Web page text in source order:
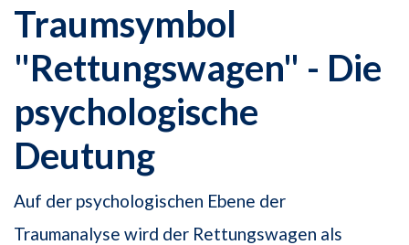
Traumsymbol
"Rettungswagen" - Die
psychologische
Deutung
Auf der psychologischen Ebene der
Traumanalyse wird der Rettungswagen als